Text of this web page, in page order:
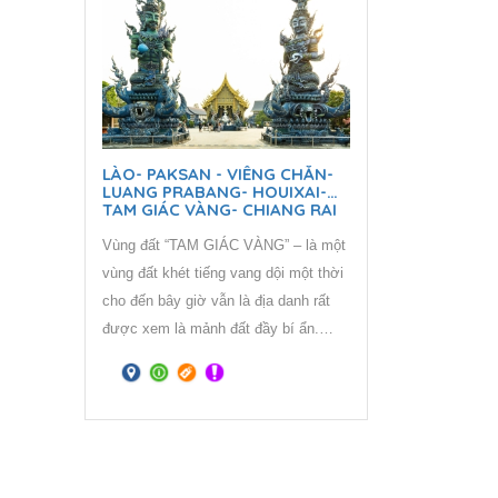
đất đầy bí ẩn. Tam giác Vàng trên
thực tế có diện tích bằng một nửa so
với miền Bắc Việt Nam, trải dài từ
tỉnh Mong Hpayak của Myanmar, sang
Chiang Rai của Thái Lan và
LÀO- PAKSAN - VIÊNG CHĂN-
LUANG PRABANG- HOUIXAI-
TAM GIÁC VÀNG- CHIANG RAI
Vùng đất “TAM GIÁC VÀNG” – là một
vùng đất khét tiếng vang dội một thời
cho đến bây giờ vẫn là địa danh rất
được xem là mảnh đất đầy bí ẩn.
tích bằng một nửa so với miền Bắc